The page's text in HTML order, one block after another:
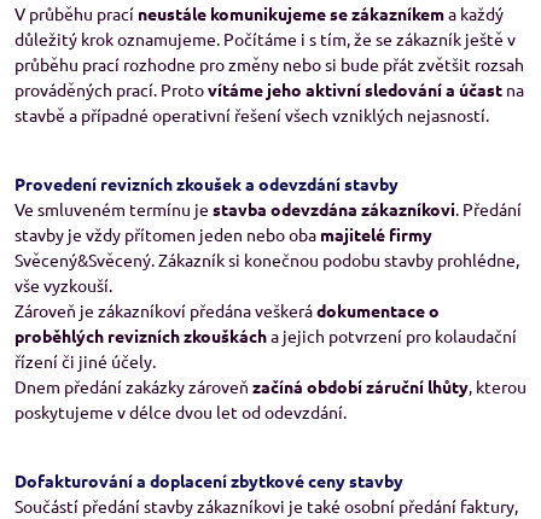
V průběhu prací neustále komunikujeme se zákazníkema každý
důležitý krok oznamujeme. Počítáme i s tím, že se zákazník ještě v
průběhu prací rozhodne pro změny nebo si bude přát zvětšit rozsah
prováděných prací. Protovítáme jeho aktivní sledování a účast na
stavbě a případné operativní řešení všech vzniklých nejasností.
Provedení revizních zkoušek a odevzdání stavby
Ve smluveném termínu je stavba odevzdána zákazníkovi. Předání
stavby je vždy přítomen jeden nebo oba majitelé firmy
Svěcený&Svěcený. Zákazník si konečnou podobu stavby prohlédne,
vše vyzkouší.
Zároveň je zákazníkoví předána veškerádokumentace o
proběhlých revizních zkouškácha jejich potvrzení pro kolaudační
řízení či jiné účely.
Dnem předání zakázky zároveň začíná období záruční lhůty, kterou
poskytujeme v délce dvou let od odevzdání.
Dofakturování a doplacení zbytkové ceny stavby
Součástí předání stavby zákazníkovi je také osobní předání faktury,